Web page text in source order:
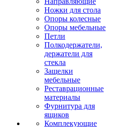
Ножки для стола
Опоры колесные
Опоры мебельные
Петли
Полкодержатели,
держатели для
стекла
Защелки
мебельные
Реставрационные
материалы
Фурнитура для
ящиков
Комплекующие